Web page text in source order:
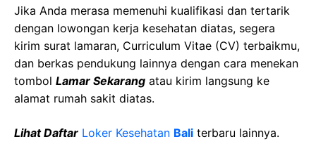
Jika Anda merasa memenuhi kualifikasi dan tertarik
dengan lowongan kerja kesehatan diatas, segera
kirim surat lamaran, Curriculum Vitae (CV) terbaikmu,
dan berkas pendukung lainnya dengan cara menekan
tombol Lamar Sekarang atau kirim langsung ke
alamat rumah sakit diatas.
Lihat Daftar Loker Kesehatan Bali terbaru lainnya.